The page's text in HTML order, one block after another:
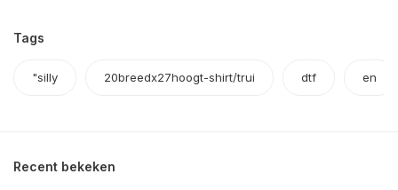
Tags
"silly 20breedx27hoogt-shirt/trui dtf en
Recent bekeken